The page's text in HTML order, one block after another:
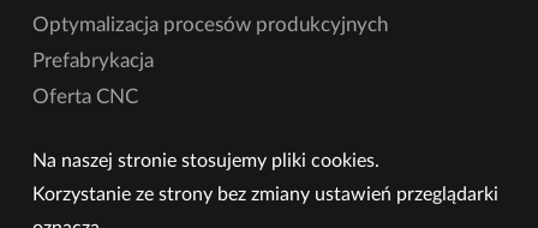
Optymalizacja procesów produkcyjnych
Prefabrykacja
Oferta CNC
Na naszej stronie stosujemy pliki cookies.
Korzystanie ze strony bez zmiany ustawień przeglądarki